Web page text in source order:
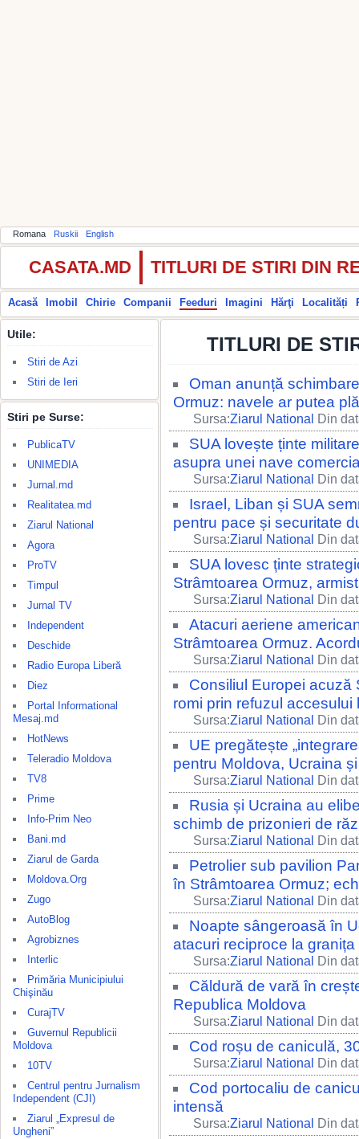
Romana Ruskii English
CASATA.MD TITLURI DE STIRI DIN
Acasă Imobil Chirie Companii Feeduri Imagini Hărţi Localități
Utile:
Stiri de Azi
Stiri de Ieri
Stiri pe Surse:
PublicaTV
UNIMEDIA
Jurnal.md
Realitatea.md
Ziarul National
Agora
ProTV
Timpul
Jurnal TV
Independent
Deschide
Radio Europa Liberă
Diez
Portal Informational
Mesaj.md
HotNews
Teleradio Moldova
TV8
Prime
Info-Prim Neo
Bani.md
Ziarul de Garda
Moldova.Org
Zugo
AutoBlog
Agrobiznes
Interlic
Primăria Municipiului
Chişinău
CurajTV
Guvernul Republicii
Moldova
10TV
Centrul pentru Jurnalism
Independent (CJI)
Ziarul „Expresul de
Ungheni”
TITLURI DE
Oman anunță
Ormuz: navele ar putea
Sursa:Ziarul National Din
SUA lovește ținte
asupra unei nave
Sursa:Ziarul National Din
Israel, Liban și SUA
pentru pace și securitate
Sursa:Ziarul National Din
SUA lovesc ținte
Strâmtoarea Ormuz,
Sursa:Ziarul National Din
Atacuri aeriene
Strâmtoarea Ormuz.
Sursa:Ziarul National Din
Consiliul Europei acuză
romi prin refuzul accesului
Sursa:Ziarul National Din
UE pregătește
pentru Moldova, Ucraina
Sursa:Ziarul National Din
Rusia și Ucraina au
schimb de prizonieri de
Sursa:Ziarul National Din
Petrolier sub pavilion
în Strâmtoarea Ormuz;
Sursa:Ziarul National Din
Noapte sângeroasă în
atacuri reciproce la granița
Sursa:Ziarul National Din
Căldură de vară în
Republica Moldova
Sursa:Ziarul National Din
Cod roșu de caniculă,
Sursa:Ziarul National Din
Cod portocaliu de
intensă
Sursa:Ziarul National Din